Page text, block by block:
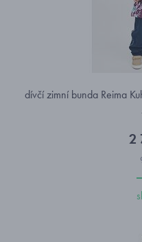
dívčí zimní bunda Reima
2